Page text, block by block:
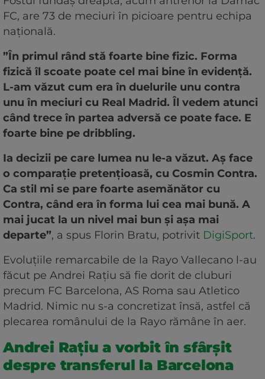
FC, are 73 de meciuri în picioare pentru echipa
națională.
”În primul rând stă foarte bine fizic. Forma
fizică îl scoate poate cel mai bine în evidență.
L-am văzut cum era în duelurile unu contra
unu în meciuri cu Real Madrid. Îl vedem atunci
când trece în partea adversă ce poate face. E
foarte bine pe dribbling.
Ia decizii pe care lumea nu le-a văzut. Aș face
o comparație pretențioasă, cu Cosmin Contra.
Ca stil mi se pare foarte asemănător cu
Contra, când era în forma lui cea mai bună. A
mai jucat la un nivel mai bun și așa mai
departe”, a spus Florin Bratu, potrivit DigiSport.
Evoluțiile remarcabile de la Rayo Vallecano l-au
făcut pe Andrei Rațiu să fie dorit de cluburi
precum FC Barcelona, AS Roma sau Atletico
Madrid. Nimic nu s-a concretizat însă, astfel că
plecarea românului de la Rayo rămâne în aer.
Andrei Rațiu a vorbit în sfârșit
despre transferul la Barcelona